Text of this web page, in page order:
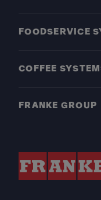
FOODSERVICE
COFFEE
FRANKE GROUP